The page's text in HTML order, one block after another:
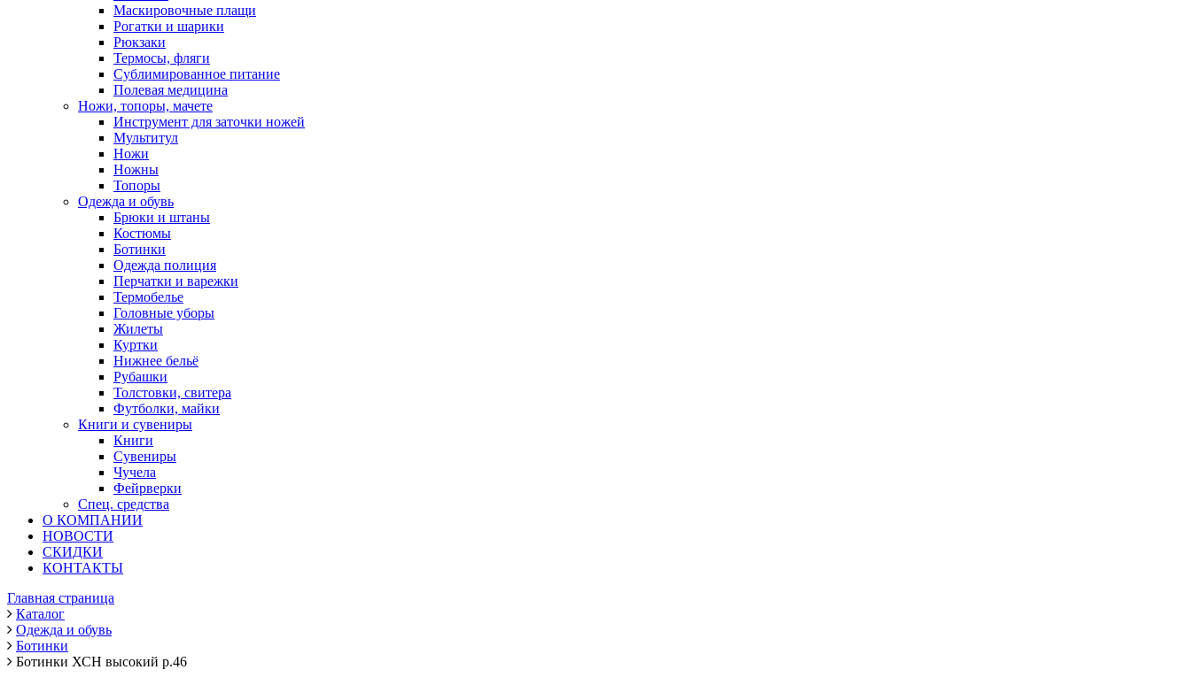
Маскировочные плащи
Рогатки и шарики
Рюкзаки
Термосы, фляги
Сублимированное питание
Полевая медицина
Ножи, топоры, мачете
Инструмент для заточки ножей
Мультитул
Ножи
Ножны
Топоры
Одежда и обувь
Брюки и штаны
Костюмы
Ботинки
Одежда полиция
Перчатки и варежки
Термобелье
Головные уборы
Жилеты
Куртки
Нижнее бельё
Рубашки
Толстовки, свитера
Футболки, майки
Книги и сувениры
Книги
Сувениры
Чучела
Фейрверки
Спец. средства
О КОМПАНИИ
НОВОСТИ
СКИДКИ
КОНТАКТЫ
Главная страница
Каталог
Одежда и обувь
Ботинки
Ботинки ХСН высокий р.46